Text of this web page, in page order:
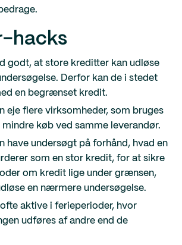
hacks
godt, at store kreditter kan udløse
Derfor kan de i stedet
en begrænset kredit.
eje flere virksomheder, som bruges
køb ved samme leverandør.
have undersøgt på forhånd, hvad en
som en stor kredit, for at sikre
om kredit lige under grænsen,
en nærmere undersøgelse.
aktive i ferieperioder, hvor
udføres af andre end de